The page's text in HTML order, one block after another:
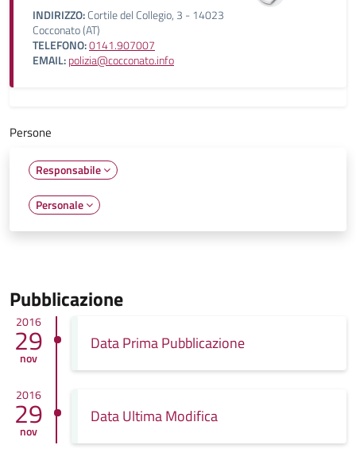
INDIRIZZO:Cortile del Collegio, 3 - 14023
Cocconato (AT)
TELEFONO:0141.907007
EMAIL:polizia@cocconato.info
Persone
Responsabile
Personale
Pubblicazione
2016
29
nov
Data Prima Pubblicazione
2016
29
nov
Data Ultima Modifica